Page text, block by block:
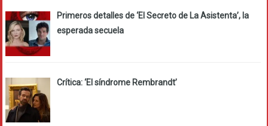
Primeros detalles de ‘El Secreto de La Asistenta’, la
esperada secuela
Crítica: ‘El síndrome Rembrandt’